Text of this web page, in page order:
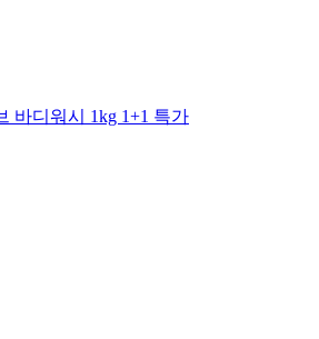
바디워시 1kg 1+1 특가